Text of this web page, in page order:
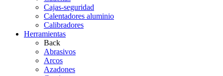
Cajas-seguridad
Calentadores aluminio
Calibradores
Herramientas
Back
Abrasivos
Arcos
Azadones